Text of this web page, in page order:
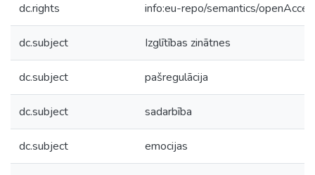
dc.rights info:eu-repo/semantics/
dc.subject Izglītības zinātnes
dc.subject pašregulācija
dc.subject sadarbība
dc.subject emocijas